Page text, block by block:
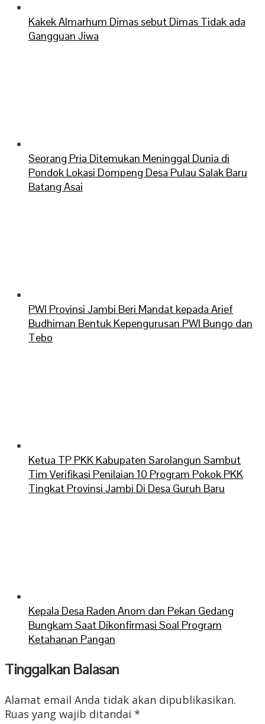
Kakek Almarhum Dimas sebut Dimas Tidak ada
Gangguan Jiwa
Seorang Pria Ditemukan Meninggal Dunia di
Pondok Lokasi Dompeng Desa Pulau Salak Baru
Batang Asai
PWI Provinsi Jambi Beri Mandat kepada Arief
Budhiman Bentuk Kepengurusan PWI Bungo dan
Tebo
Ketua TP PKK Kabupaten Sarolangun Sambut
Tim Verifikasi Penilaian 10 Program Pokok PKK
Tingkat Provinsi Jambi Di Desa Guruh Baru
Kepala Desa Raden Anom dan Pekan Gedang
Bungkam Saat Dikonfirmasi Soal Program
Ketahanan Pangan
Tinggalkan Balasan
Alamat email Anda tidak akan dipublikasikan.
Ruas yang wajib ditandai *